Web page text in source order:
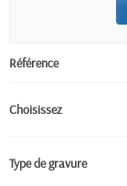
Référence
Choisissez
Type de gravure